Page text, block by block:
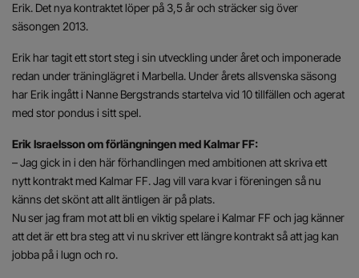
Erik. Det nya kontraktet löper på 3,5 år och sträcker sig över
säsongen 2013.
Erik har tagit ett stort steg i sin utveckling under året och imponerade
redan under träninglägret i Marbella. Under årets allsvenska säsong
har Erik ingått i Nanne Bergstrands startelva vid 10 tillfällen och agerat
med stor pondus i sitt spel.
Erik Israelsson om förlängningen med Kalmar FF:
– Jag gick in i den här förhandlingen med ambitionen att skriva ett
nytt kontrakt med Kalmar FF. Jag vill vara kvar i föreningen så nu
känns det skönt att allt äntligen är på plats.
Nu ser jag fram mot att bli en viktig spelare i Kalmar FF och jag känner
att det är ett bra steg att vi nu skriver ett längre kontrakt så att jag kan
jobba på i lugn och ro.